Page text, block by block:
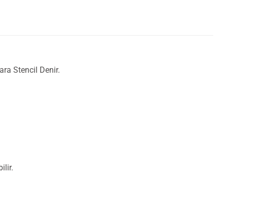
Stencil Denir.